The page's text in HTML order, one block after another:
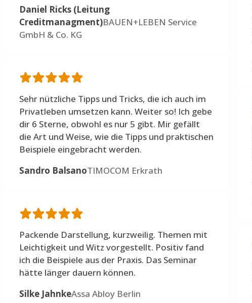
Daniel Ricks (Leitung
Creditmanagment)BAUEN+LEBEN Service
GmbH & Co. KG
Sehr nützliche Tipps und Tricks, die ich auch im
Privatleben umsetzen kann. Weiter so! Ich gebe
dir 6 Sterne, obwohl es nur 5 gibt. Mir gefällt
die Art und Weise, wie die Tipps und praktischen
Beispiele eingebracht werden.
Sandro BalsanoTIMOCOM Erkrath
Packende Darstellung, kurzweilig. Themen mit
Leichtigkeit und Witz vorgestellt. Positiv fand
ich die Beispiele aus der Praxis. Das Seminar
hätte länger dauern können.
Silke JahnkeAssa Abloy Berlin